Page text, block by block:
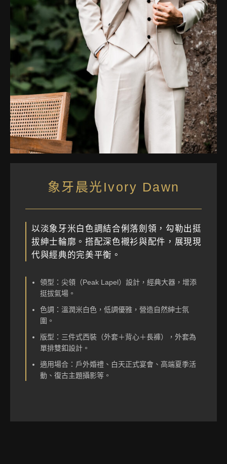
象牙晨光Ivory Dawn
以淡象牙米白色調結合俐落劍領，勾勒出挺
拔紳士輪廓。搭配深色襯衫與配件，展現現
代與經典的完美平衡。
領型：尖領（Peak Lapel）設計，經典大器，增添
挺拔氣場。
色調：溫潤米白色，低調優雅，營造自然紳士氛
圍。
版型：三件式西裝（外套＋背心＋長褲），外套為
單排雙釦設計。
適用場合：戶外婚禮、白天正式宴會、高端夏季活
動、復古主題攝影等。